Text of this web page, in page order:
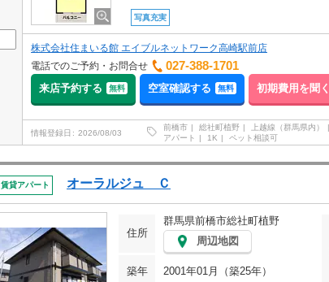
写真充実
株式会社住まいる館 エイブルネットワーク高崎駅前店
電話でのご予約・お問合せ
027-388-1701
来店予約する 無料 空室確認する 無料 初期費用を聞く
情報登録日 2026/08/03
前橋市 総社町植野 上越線（群馬県内）
アパート
1K ペット相談可
賃貸アパート オーラルジュ Ｃ
住所
群馬県前橋市総社町植野
周辺地図
築年 2001年01月（築25年）